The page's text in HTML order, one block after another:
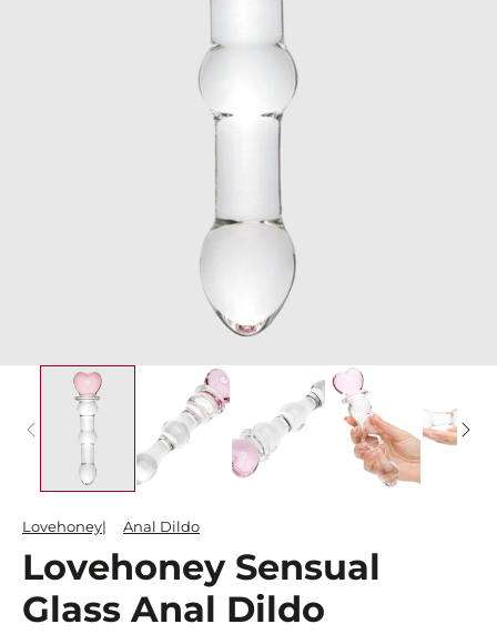
Lovehoney Anal Dildo
Lovehoney Sensual
Glass Anal Dildo